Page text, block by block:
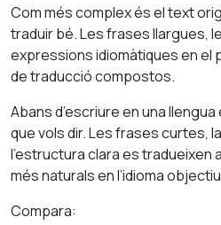
Com més complex és el text
traduir bé. Les frases llargues,
expressions idiomàtiques en el
de traducció compostos.
Abans d’escriure en una
que vols dir. Les frases curtes,
l’estructura clara es tradueixen
més naturals en l’idioma
Compara: